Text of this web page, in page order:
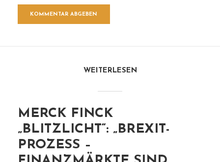
WEITERLESEN
MERCK FINCK
„BLITZLICHT“: „BREXIT-
PROZESS –